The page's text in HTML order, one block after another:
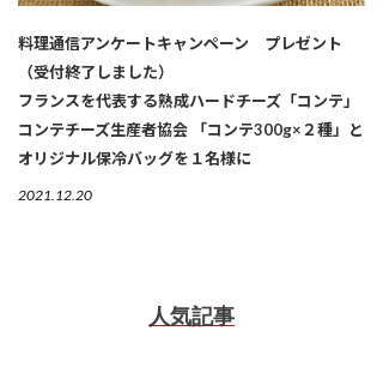
料理通信アンケートキャンペーン プレゼント
（受付終了しました）
フランスを代表する熟成ハードチーズ「コンテ」
コンテチーズ生産者協会 「コンテ300g×２種」と
オリジナル保冷バッグを１名様に
2021.12.20
人気記事